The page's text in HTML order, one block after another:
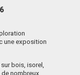
une exposition
bois, isorel,
nombreux